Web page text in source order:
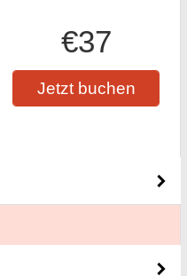
€37
Jetzt buchen